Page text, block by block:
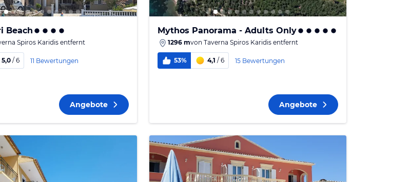
Beach
Spiros Karidisentfernt
5,0 / 6 11 Bewertungen
Angebote
Mythos Panorama - Adults Only
1296 mvon Taverna Spiros Karidis entfernt
53% 4,1 / 6 15 Bewertungen
Angebote